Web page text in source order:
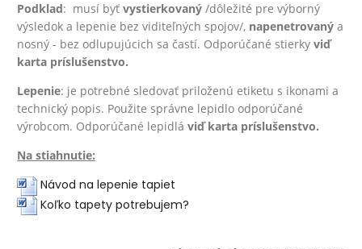
Podklad: musí byťvystierkovaný /dôležité pre výborný
výsledok a lepenie bez viditeľných spojov/, napenetrovaný a
nosný - bez odlupujúcich sa častí. Odporúčané stierkyviď
karta príslušenstvo.
Lepenie: je potrebné sledovať priloženú etiketu s ikonami a
technický popis. Použite správne lepidlo odporúčané
výrobcom. Odporúčané lepidláviď karta príslušenstvo.
Na stiahnutie:
Návod na lepenie tapiet
Koľko tapety potrebujem?